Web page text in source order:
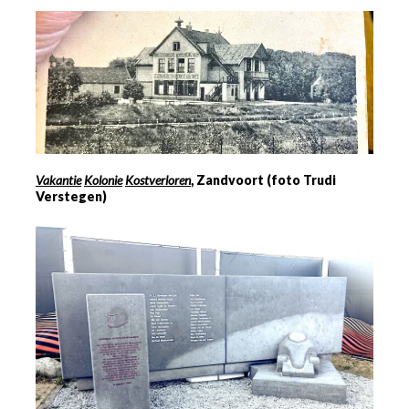
Vakantie Kolonie Kostverloren, Zandvoort (foto Trudi
Verstegen)